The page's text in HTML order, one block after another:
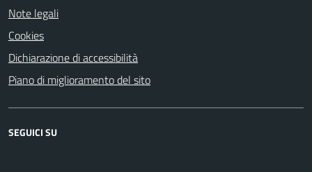
Note legali
Cookies
Dichiarazione di accessibilità
Piano di miglioramento del sito
SEGUICI SU